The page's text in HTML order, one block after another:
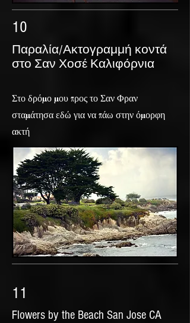
10
Παραλία/Ακτογραμμή κοντά
στο Σαν Χοσέ Καλιφόρνια
Στο δρόμο μου προς το Σαν Φραν
σταμάτησα εδώ για να πάω στην όμορφη
ακτή
11
Flowers by the Beach San Jose CA